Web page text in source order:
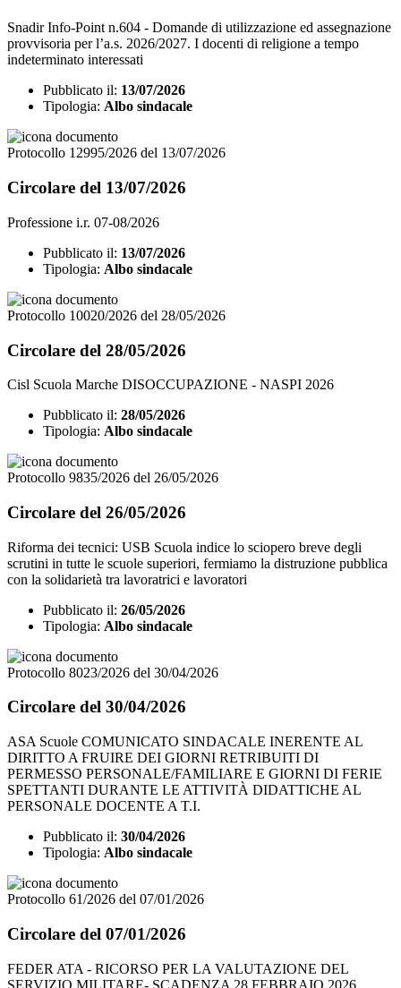
Snadir Info-Point n.604 - Domande di utilizzazione ed assegnazione
provvisoria per l’a.s. 2026/2027. I docenti di religione a tempo
indeterminato interessati
Pubblicato il: 13/07/2026
Tipologia: Albo sindacale
Protocollo 12995/2026 del 13/07/2026
Circolare del 13/07/2026
Professione i.r. 07-08/2026
Pubblicato il: 13/07/2026
Tipologia: Albo sindacale
Protocollo 10020/2026 del 28/05/2026
Circolare del 28/05/2026
Cisl Scuola Marche DISOCCUPAZIONE - NASPI 2026
Pubblicato il: 28/05/2026
Tipologia: Albo sindacale
Protocollo 9835/2026 del 26/05/2026
Circolare del 26/05/2026
Riforma dei tecnici: USB Scuola indice lo sciopero breve degli
scrutini in tutte le scuole superiori, fermiamo la distruzione pubblica
con la solidarietà tra lavoratrici e lavoratori
Pubblicato il: 26/05/2026
Tipologia: Albo sindacale
Protocollo 8023/2026 del 30/04/2026
Circolare del 30/04/2026
ASA Scuole COMUNICATO SINDACALE INERENTE AL
DIRITTO A FRUIRE DEI GIORNI RETRIBUITI DI
PERMESSO PERSONALE/FAMILIARE E GIORNI DI FERIE
SPETTANTI DURANTE LE ATTIVITÀ DIDATTICHE AL
PERSONALE DOCENTE A T.I.
Pubblicato il: 30/04/2026
Tipologia: Albo sindacale
Protocollo 61/2026 del 07/01/2026
Circolare del 07/01/2026
FEDER ATA - RICORSO PER LA VALUTAZIONE DEL
SERVIZIO MILITARE- SCADENZA 28 FEBBRAIO 2026